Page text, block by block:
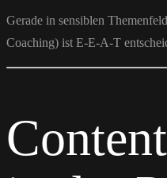
Gerade in sensiblen
Coaching) ist E-E-A-T